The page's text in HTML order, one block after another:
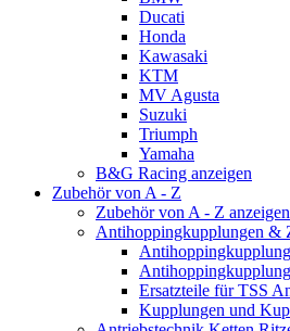
Ducati
Honda
Kawasaki
KTM
MV Agusta
Suzuki
Triumph
Yamaha
B&G Racing anzeigen
Zubehör von A - Z
Zubehör von A - Z anzeigen
Antihoppingkupplungen &
Ersatzteile für TSS
Kupplungen und